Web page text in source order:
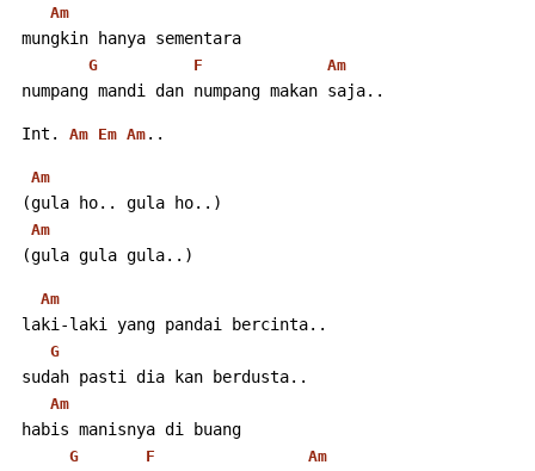
Am
mungkin hanya sementara
G F Am
numpang mandi dan numpang makan saja..
Int. Am Em Am ..
Am
(gula ho.. gula ho..)
Am
(gula gula gula..)
Am
laki-laki yang pandai bercinta..
G
sudah pasti dia kan berdusta..
Am
habis manisnya di buang
G F Am